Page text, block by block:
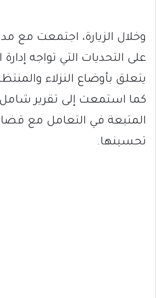
وخلال الزيارة، اجتمعت مع
على التحديات التي تواجه
يتعلق بأوضاع النزلاء
كما استمعت إلى تقرير شامل
المتبعة في التعامل مع
تحسينها.